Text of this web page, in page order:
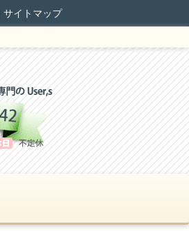
サイトマップ